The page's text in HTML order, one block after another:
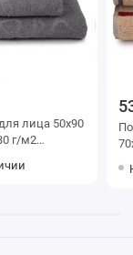
70х130